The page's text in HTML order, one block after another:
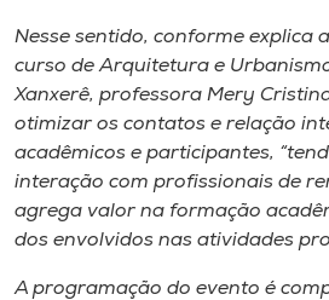
Museu
Unoesc
Store
Nesse sentido, conforme explica
curso de Arquitetura e
Xanxerê, professora Mery
otimizar os contatos e relação
acadêmicos e participantes,
interação com profissionais de
agrega valor na formação
dos envolvidos nas atividades
A programação do evento é